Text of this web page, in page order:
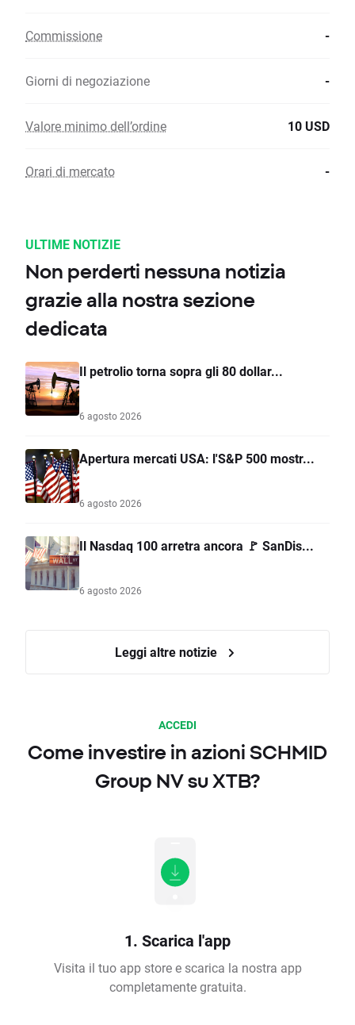
Commissione -
Giorni di negoziazione -
Valore minimo dell’ordine 10 USD
Orari di mercato -
ULTIME NOTIZIE
Non perderti nessuna notizia
grazie alla nostra sezione
dedicata
Il petrolio torna sopra gli 80 dollar...
6 agosto 2026
Apertura mercati USA: l'S&P 500 mostr...
6 agosto 2026
Il Nasdaq 100 arretra ancora 🚩 SanDis...
6 agosto 2026
Leggi altre notizie
ACCEDI
Come investire in azioni SCHMID
Group NV su XTB?
1. Scarica l'app
Visita il tuo app store e scarica la nostra app
completamente gratuita.